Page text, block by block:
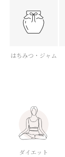
はちみつ・ジャム
ダイエット